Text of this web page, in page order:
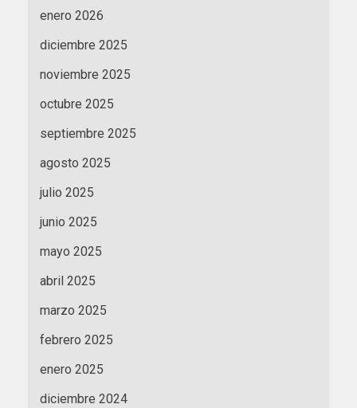
enero 2026
diciembre 2025
noviembre 2025
octubre 2025
septiembre 2025
agosto 2025
julio 2025
junio 2025
mayo 2025
abril 2025
marzo 2025
febrero 2025
enero 2025
diciembre 2024